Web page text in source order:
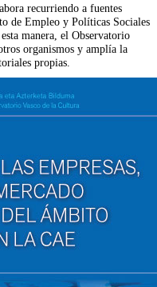
recurriendo a fuentes
de Empleo y Políticas Sociales
manera, el Observatorio
organismos y amplía la
propias.